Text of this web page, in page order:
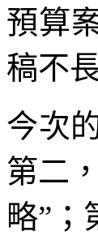
預算
稿不
今次
第二
略”；